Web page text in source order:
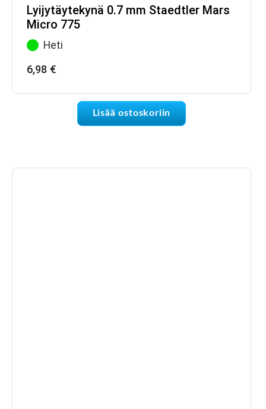
Lyijytäytekynä 0.7 mm Staedtler Mars
Micro 775
Heti
6,98 €
Lisää ostoskoriin